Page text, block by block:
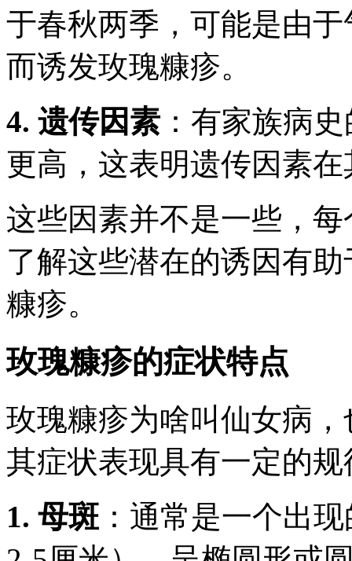
于春秋两季，可能是由
而诱发玫瑰糠疹。
4. 遗传因素：有家族病
更高，这表明遗传因素
这些因素并不是一些，
了解这些潜在的诱因有
糠疹。
玫瑰糠疹的症状特点
玫瑰糠疹为啥叫仙女病
其症状表现具有一定的规
1. 母斑 ：通常是一个出